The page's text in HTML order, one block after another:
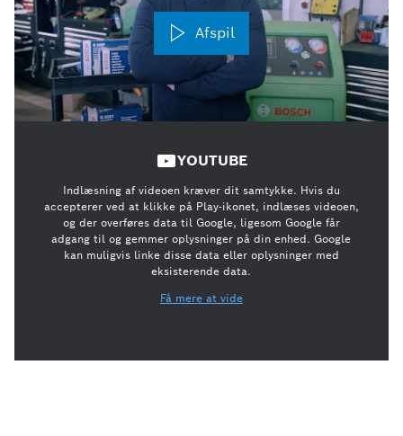
Afspil
YOUTUBE
Indlæsning af videoen kræver dit samtykke. Hvis du
accepterer ved at klikke på Play-ikonet, indlæses videoen,
og der overføres data til Google, ligesom Google får
adgang til og gemmer oplysninger på din enhed. Google
kan muligvis linke disse data eller oplysninger med
eksisterende data.
Få mere at vide